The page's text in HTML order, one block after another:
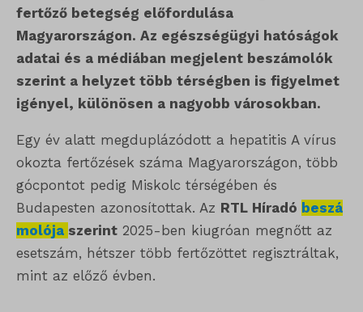
fertőző betegség előfordulása
Magyarországon. Az egészségügyi hatóságok
adatai és a médiában megjelent beszámolók
szerint a helyzet több térségben is figyelmet
igényel, különösen a nagyobb városokban.
Egy év alatt megduplázódott a hepatitis A vírus
okozta fertőzések száma Magyarországon, több
gócpontot pedig Miskolc térségében és
Budapesten azonosítottak. Az RTL Híradó beszá
molója szerint 2025-ben kiugróan megnőtt az
esetszám, hétszer több fertőzöttet regisztráltak,
mint az előző évben.